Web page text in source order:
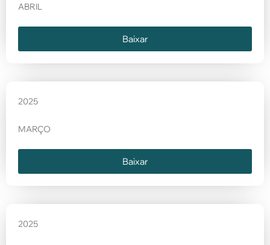
ABRIL
Baixar
2025
MARÇO
Baixar
2025